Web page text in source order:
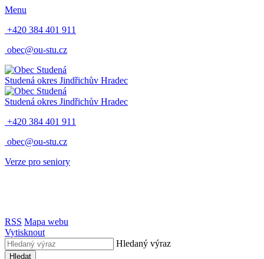
Menu
+420 384 401 911
obec@ou-stu.cz
Studená okres Jindřichův Hradec
Studená okres Jindřichův Hradec
+420 384 401 911
obec@ou-stu.cz
Verze pro seniory
RSS Mapa webu
Vytisknout
Hledaný výraz
Hledat